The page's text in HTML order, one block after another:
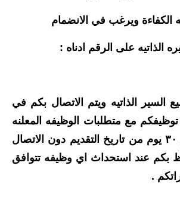
ويرغب في الانضمام
الذاتيه على الرقم ادناه :
السير الذاتيه ويتم الاتصال بكم في
مع متطلبات الوظيفه المعلنه
. وفي حال مرور ٣٠ يوم من تاريخ التقديم دون الاتصال
بكم عند استحداث اي وظيفه تتوافق
.